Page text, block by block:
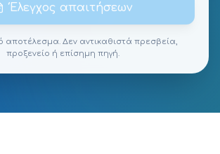
Έλεγχος απαιτήσεων
αποτέλεσμα. Δεν αντικαθιστά πρεσβεία,
προξενείο ή επίσημη πηγή.